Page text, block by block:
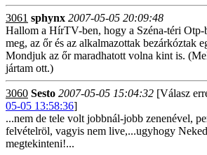
3061 sphynx 2007-05-05 20:09:48
Hallom a HírTV-ben, hogy a Széna-téri Otp-
meg, az őr és az alkalmazottak bezárkóztak
Mondjuk az őr maradhatott volna kint is.
jártam ott.)
3060 Sesto 2007-05-05 15:04:32 [Válasz
05-05 13:58:36]
...nem de tele volt jobbnál-jobb zenenével,
felvételröl, vagyis nem live,...ugyhogy
megtekinteni!...